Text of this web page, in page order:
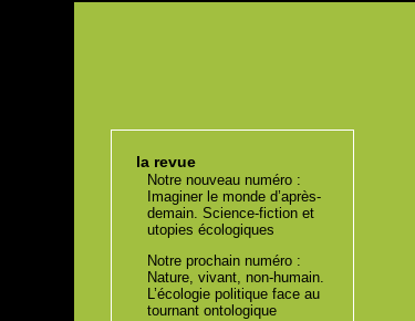
la revue
Notre nouveau numéro :
Imaginer le monde d’après-
demain. Science-fiction et
utopies écologiques
Notre prochain numéro :
Nature, vivant, non-humain.
L’écologie politique face au
tournant ontologique